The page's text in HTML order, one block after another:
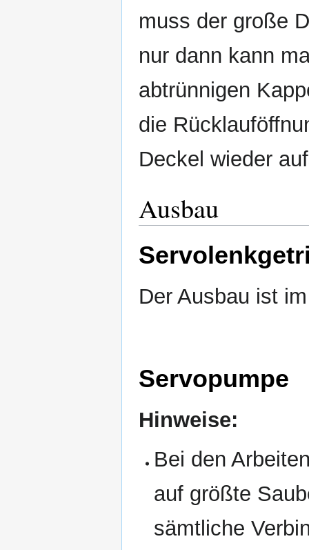
muss der große
nur dann kann
abtrünnigen
die
Deckel wieder
Ausbau
Der Ausbau ist
Servopumpe
Hinweise:
Bei den
auf größte
sämtliche